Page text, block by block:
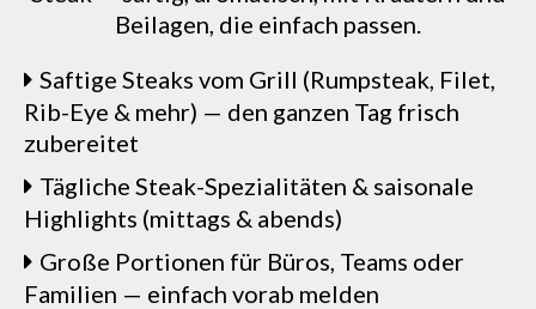
Beilagen, die einfach passen.
Saftige Steaks vom Grill (Rumpsteak, Filet,
Rib-Eye & mehr) — den ganzen Tag frisch
zubereitet
Tägliche Steak-Spezialitäten & saisonale
Highlights (mittags & abends)
Große Portionen für Büros, Teams oder
Familien — einfach vorab melden